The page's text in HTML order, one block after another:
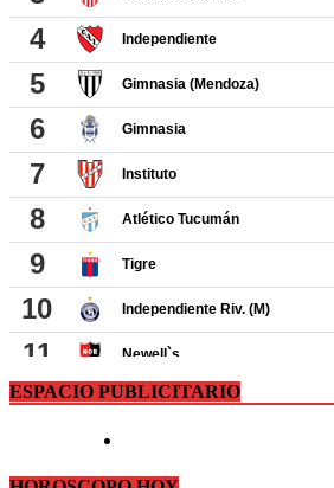
ESPACIO PUBLICITARIO